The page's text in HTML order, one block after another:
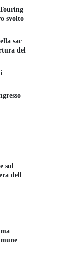
svolto
sac
del
sul
dell